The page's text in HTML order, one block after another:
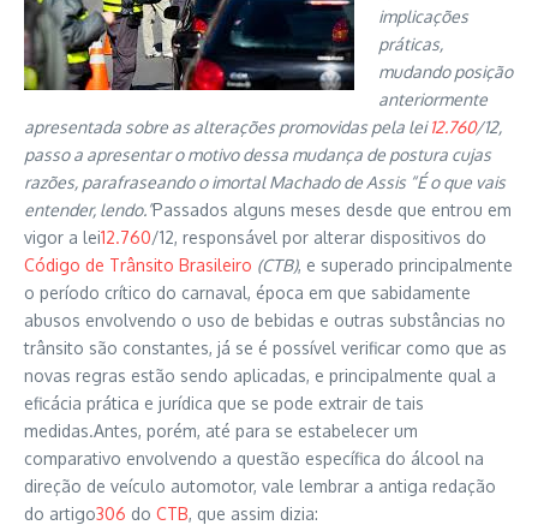
implicações
práticas,
mudando posição
anteriormente
apresentada sobre as alterações promovidas pela lei12.760/12,
passo a apresentar o motivo dessa mudança de postura cujas
razões, parafraseando o imortal Machado de Assis “É o que vais
entender, lendo.”Passados alguns meses desde que entrou em
vigor a lei12.760/12, responsável por alterar dispositivos do
Código de Trânsito Brasileiro (CTB), e superado principalmente
o período crítico do carnaval, época em que sabidamente
abusos envolvendo o uso de bebidas e outras substâncias no
trânsito são constantes, já se é possível verificar como que as
novas regras estão sendo aplicadas, e principalmente qual a
eficácia prática e jurídica que se pode extrair de tais
medidas.Antes, porém, até para se estabelecer um
comparativo envolvendo a questão específica do álcool na
direção de veículo automotor, vale lembrar a antiga redação
do artigo306 do CTB, que assim dizia: